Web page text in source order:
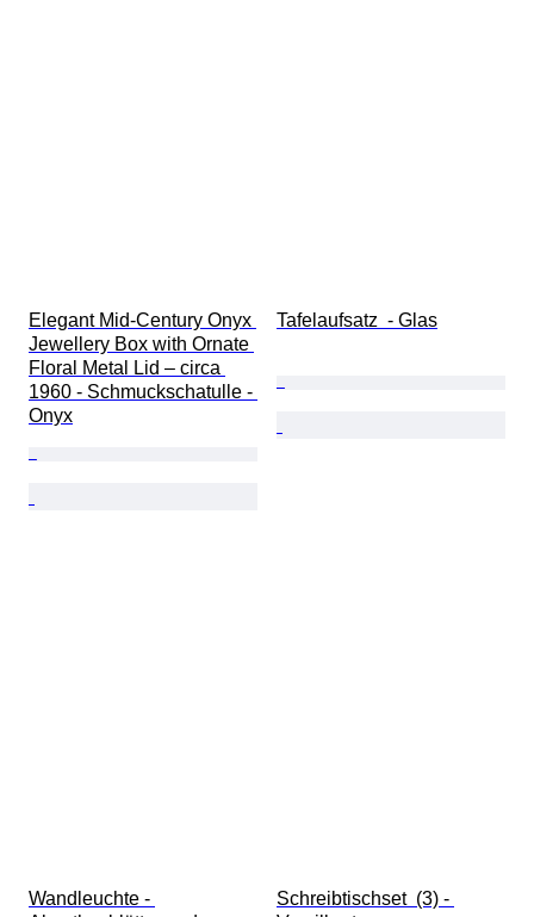
Elegant Mid-Century Onyx
Jewellery Box with Ornate
Floral Metal Lid – circa
1960 - Schmuckschatulle -
Onyx
Tafelaufsatz  - Glas
Wandleuchte -
Schreibtischset  (3) -